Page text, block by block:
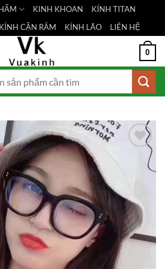
KINH KHOAN
KÍNH TITAN
KÍNH CẬN RÂM KÍNH LÃO LIÊN HỆ
0
Wishlist